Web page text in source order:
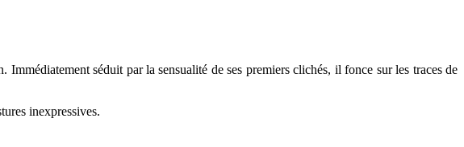
séduit par la sensualité de ses premiers clichés, il fonce sur les traces de
inexpressives.